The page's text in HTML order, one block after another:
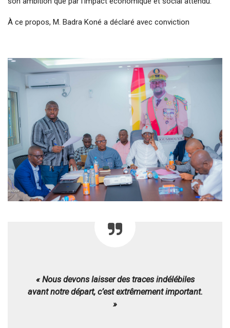
À ce propos, M. Badra Koné a déclaré avec conviction
« Nous devons laisser des traces indélébiles
avant notre départ, c’est extrêmement important.
»